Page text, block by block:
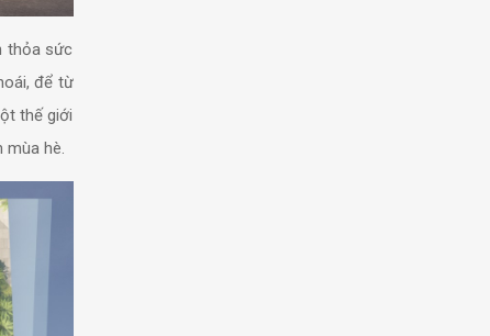
thỏa sức
để từ
thế giới
hè.